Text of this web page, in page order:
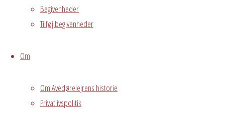
Begivenheder
Tilføj begivenheder
Om
Om Avedørelejrens historie
Privatlivspolitik
mailadresse vil
er markeret